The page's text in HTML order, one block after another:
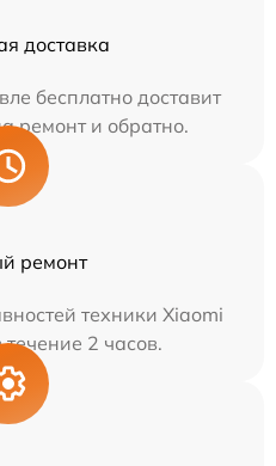
доставка
бесплатно доставит
ремонт и обратно.
ремонт
техники Xiaomi
2 часов.